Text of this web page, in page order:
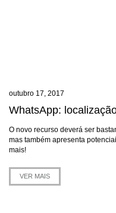
outubro 17, 2017
WhatsApp:
O novo recurso deverá ser
mas também apresenta
mais!
VER MAIS